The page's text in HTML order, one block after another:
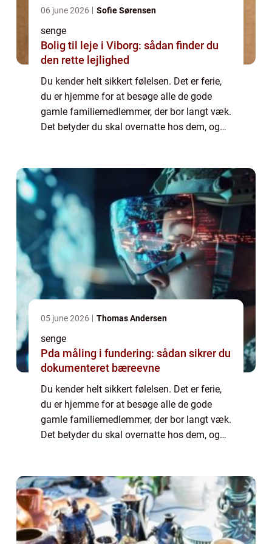
06 june 2026 Sofie Sørensen
senge
Bolig til leje i Viborg: sådan finder du
den rette lejlighed
Du kender helt sikkert følelsen. Det er ferie,
du er hjemme for at besøge alle de gode
gamle familiemedlemmer, der bor langt væk.
Det betyder du skal overnatte hos dem, og
05 june 2026 Thomas Andersen
senge
Pda måling i fundering: sådan sikrer du
dokumenteret bæreevne
Du kender helt sikkert følelsen. Det er ferie,
du er hjemme for at besøge alle de gode
gamle familiemedlemmer, der bor langt væk.
Det betyder du skal overnatte hos dem, og